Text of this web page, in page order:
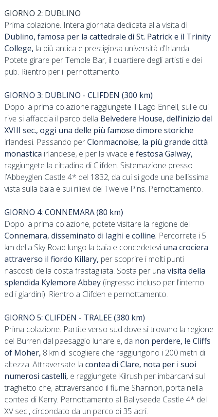
GIORNO 2: DUBLINO
Prima colazione. Intera giornata dedicata alla visita di
Dublino, famosa per la cattedrale di St. Patrick e il Trinity
College, la più antica e prestigiosa università d’Irlanda.
Potete girare per Temple Bar, il quartiere degli artisti e dei
pub. Rientro per il pernottamento.
GIORNO 3: DUBLINO - CLIFDEN (300 km)
Dopo la prima colazione raggiungete il Lago Ennell, sulle cui
rive si affaccia il parco della Belvedere House, dell’inizio del
XVIII sec., oggi una delle più famose dimore storiche
irlandesi. Passando perClonmacnoise, la più grande città
monastica irlandese, e per la vivace e festosa Galway,
raggiungete la cittadina di Clifden. Sistemazione presso
l’Abbeyglen Castle 4* del 1832, da cui si gode una bellissima
vista sulla baia e sui rilievi dei Twelve Pins. Pernottamento.
GIORNO 4: CONNEMARA (80 km)
Dopo la prima colazione, potete visitare la regione del
Connemara, disseminato di laghi e colline. Percorrete i 5
km della Sky Road lungo la baia e concedetevi una crociera
attraverso il fiordo Killary, per scoprire i molti punti
nascosti della costa frastagliata. Sosta per una visita della
splendida Kylemore Abbey(ingresso incluso per l'interno
ed i giardini). Rientro a Clifden e pernottamento.
GIORNO 5: CLIFDEN - TRALEE (380 km)
Prima colazione. Partite verso sud dove si trovano la regione
del Burren dal paesaggio lunare e, da non perdere, le Cliffs
of Moher, 8 km di scogliere che raggiungono i 200 metri di
altezza. Attraversate la contea di Clare, nota per i suoi
numerosi castelli, e raggiungete Kilrush per imbarcarvi sul
traghetto che, attraversando il fiume Shannon, porta nella
contea di Kerry. Pernottamento al Ballyseede Castle 4* del
XV sec., circondato da un parco di 35 acri.